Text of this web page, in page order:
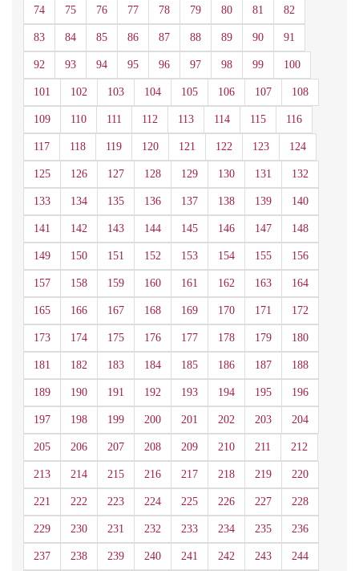
74 75 76 77 78 79 80 81 82
83 84 85 86 87 88 89 90 91
92 93 94 95 96 97 98 99 100
101 102 103 104 105 106 107 108
109 110 111 112 113 114 115 116
117 118 119 120 121 122 123 124
125 126 127 128 129 130 131 132
133 134 135 136 137 138 139 140
141 142 143 144 145 146 147 148
149 150 151 152 153 154 155 156
157 158 159 160 161 162 163 164
165 166 167 168 169 170 171 172
173 174 175 176 177 178 179 180
181 182 183 184 185 186 187 188
189 190 191 192 193 194 195 196
197 198 199 200 201 202 203 204
205 206 207 208 209 210 211 212
213 214 215 216 217 218 219 220
221 222 223 224 225 226 227 228
229 230 231 232 233 234 235 236
237 238 239 240 241 242 243 244